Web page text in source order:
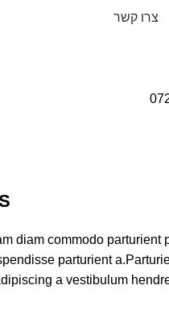
צרו קשר
diam commodo parturient
parturient
a vestibulum